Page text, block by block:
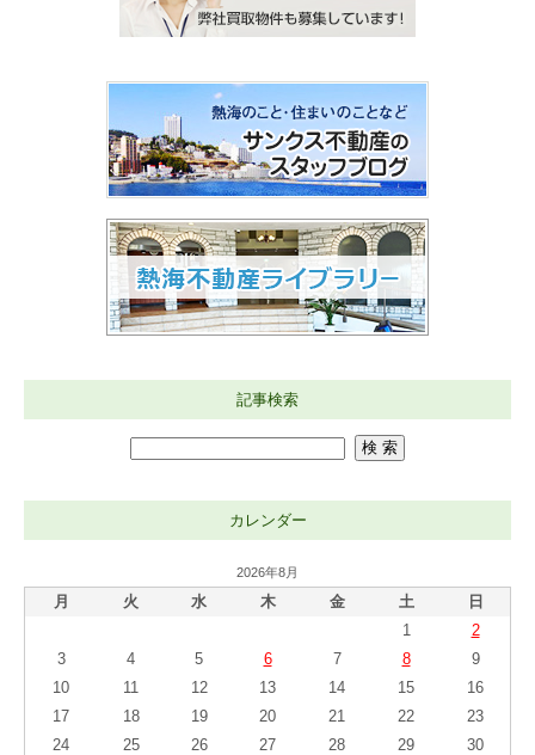
記事検索
カレンダー
2026年8月
月 火 水 木 金 土 日
1
2
3
4 5 6 7 8
9
10
11 12 13 14 15
16
17
18 19 20 21 22
23
24
25 26 27 28 29
30